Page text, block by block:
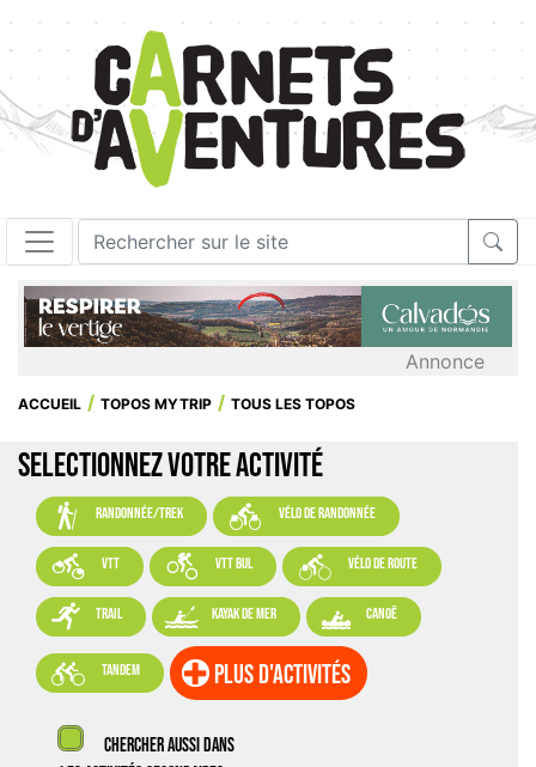
Annonce
ACCUEIL TOPOS MYTRIP TOUS LES TOPOS
SELECTIONNEZ VOTRE ACTIVITÉ
 randonnée/trek  vélo de randonnée
 VTT  VTT BUL  vélo de route
 trail  kayak de mer  canoë
 tandem plus d'activités
Chercher aussi dans